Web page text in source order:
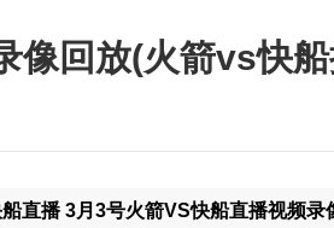
像回放(火箭vs快
直播 3月3号火箭VS快船直播视频录